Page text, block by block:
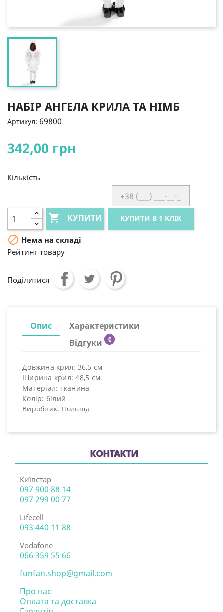
НАБІР АНГЕЛА КРИЛА ТА НІМБ
Артикул: 69800
342,00 грн
Кількість
 КУПИТИ КУПИТИ В 1 КЛІК
 Нема на складі
Рейтинг товару
Поділитися
Опис
Характеристики
Відгуки
0
Довжина крил: 36,5 см
Ширина крил: 48,5 см
Матеріал: тканина
Колір: білий
Виробник: Польща
КОНТАКТИ
Київстар
097 900 88 14
097 299 00 77
Lifecell
093 440 11 88
Vodafone
066 359 55 66
funfan.shop@gmail.com
Про нас
Оплата та доставка